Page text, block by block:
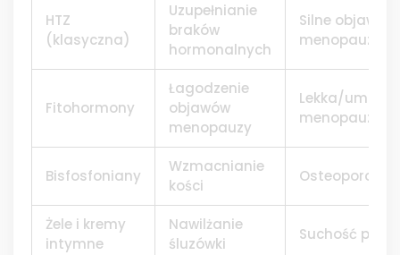
HTZ
(klasyczna)
Uzupełnianie
braków
hormonalnych
Silne objawy
menopauzy
Fitohormony
Łagodzenie
objawów
menopauzy
Lekka/
menopauza
Bisfosfoniany
Wzmacnianie
kości
Osteoporoza
Żele i kremy
intymne
Nawilżanie
śluzówki
Suchość